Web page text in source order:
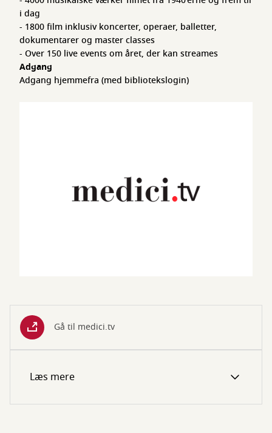
i dag
- 1800 film inklusiv koncerter, operaer, balletter,
dokumentarer og master classes
- Over 150 live events om året, der kan streames
Adgang
Adgang hjemmefra (med bibliotekslogin)
Gå til medici.tv
Læs mere